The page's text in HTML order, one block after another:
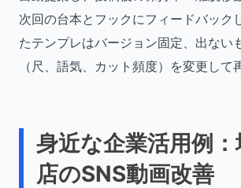
次回の台本とフックにフィードバック
たテンプレはバージョン固定、出ない
（尺、語気、カット頻度）を変更して
身近な企業活用例
店のSNS動画改善